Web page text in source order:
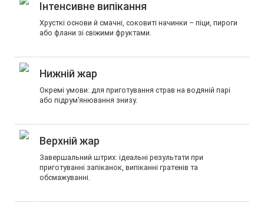
Інтенсивне випікання
Хрусткі основи й смачні, соковиті начинки – піци, пироги
або флани зі свіжими фруктами.
Нижній жар
Окремі умови: для приготування страв на водяній парі
або підрум’янювання знизу.
Верхній жар
Завершальний штрих: ідеальні результати при
приготуванні запіканок, випіканні гратенів та
обсмажуванні.